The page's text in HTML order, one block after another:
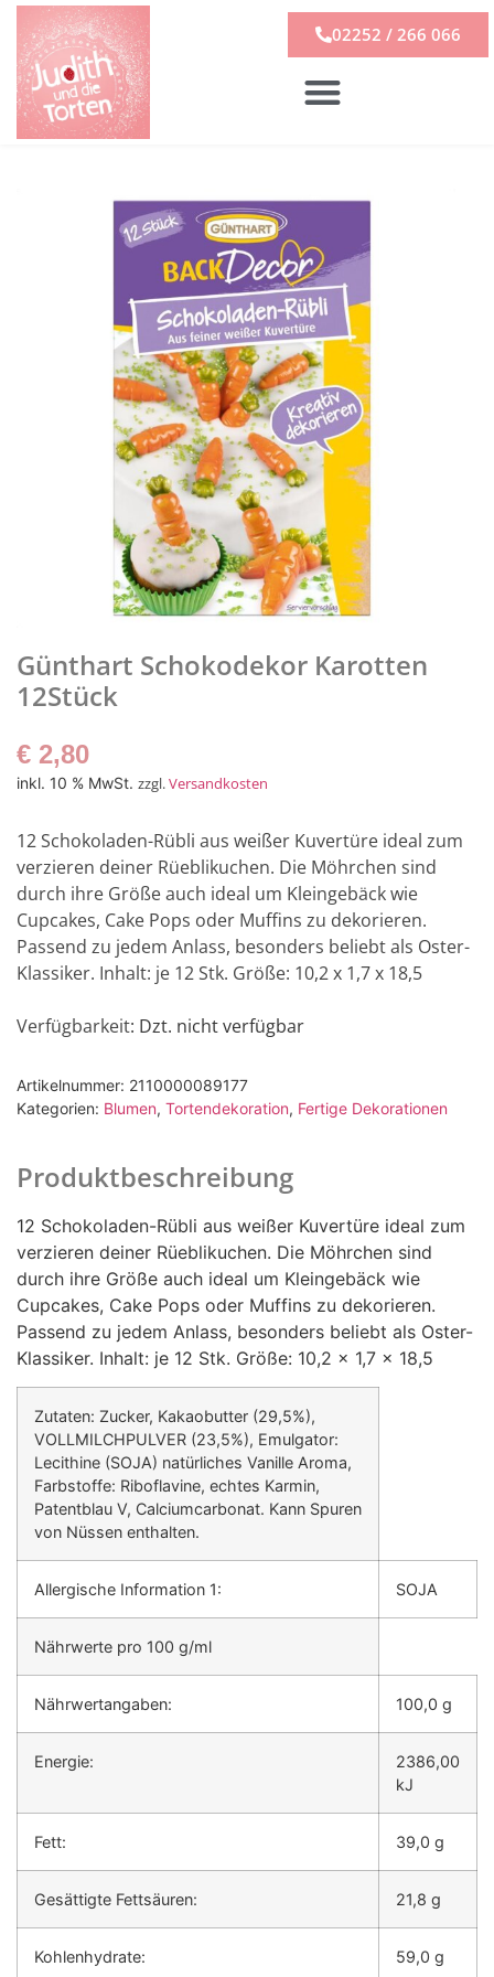
02252 / 266 066
Günthart Schokodekor Karotten
12Stück
€ 2,80
inkl. 10 % MwSt. zzgl.Versandkosten
12 Schokoladen-Rübli aus weißer Kuvertüre ideal zum
verzieren deiner Rüeblikuchen. Die Möhrchen sind
durch ihre Größe auch ideal um Kleingebäck wie
Cupcakes, Cake Pops oder Muffins zu dekorieren.
Passend zu jedem Anlass, besonders beliebt als Oster-
Klassiker. Inhalt: je 12 Stk. Größe: 10,2 x 1,7 x 18,5
Verfügbarkeit: Dzt. nicht verfügbar
Artikelnummer: 2110000089177
Kategorien: Blumen, Tortendekoration, Fertige Dekorationen
Produktbeschreibung
12 Schokoladen-Rübli aus weißer Kuvertüre ideal zum
verzieren deiner Rüeblikuchen. Die Möhrchen sind
durch ihre Größe auch ideal um Kleingebäck wie
Cupcakes, Cake Pops oder Muffins zu dekorieren.
Passend zu jedem Anlass, besonders beliebt als Oster-
Klassiker. Inhalt: je 12 Stk. Größe: 10,2 x 1,7 x 18,5
Zutaten: Zucker, Kakaobutter (29,5%),
VOLLMILCHPULVER (23,5%), Emulgator:
Lecithine (SOJA) natürliches Vanille Aroma,
Farbstoffe: Riboflavine, echtes Karmin,
Patentblau V, Calciumcarbonat. Kann Spuren
von Nüssen enthalten.
Allergische Information 1: SOJA
Nährwerte pro 100 g/ml
Nährwertangaben: 100,0 g
Energie:
2386,00
kJ
Fett: 39,0 g
Gesättigte Fettsäuren: 21,8 g
Kohlenhydrate: 59,0 g